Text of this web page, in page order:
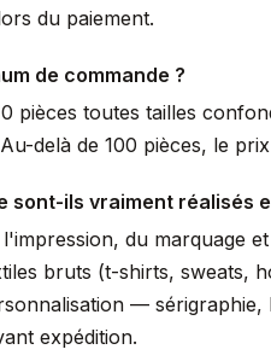
du paiement.
de commande ?
pièces toutes tailles
delà de 100 pièces, le
sont-ils vraiment réalisés
du marquage
bruts (t-shirts, sweats,
—
expédition.